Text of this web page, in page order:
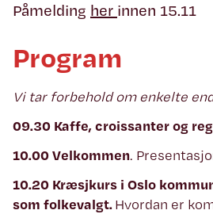
Påmelding her innen 15.11
Program
Vi tar forbehold om enkelte
09.30 Kaffe, croissanter og
10.00 Velkommen.
10.20 Kræsjkurs i Oslo
som folkevalgt.Hvordan er